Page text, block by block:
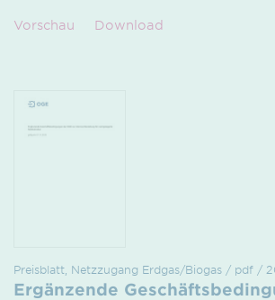
Vorschau Download
Preisblatt, Netzzugang Erdgas/Biogas / pdf /
Ergänzende